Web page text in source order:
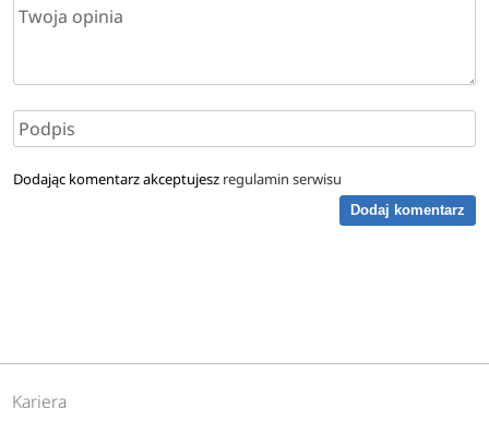
Dodając komentarz akceptujesz regulamin serwisu
Dodaj komentarz
Kariera